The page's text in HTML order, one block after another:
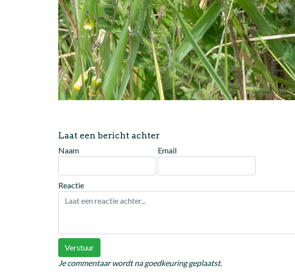
Laat een bericht achter
Naam Email
Reactie
Verstuur
Je commentaar wordt na goedkeuring geplaatst.